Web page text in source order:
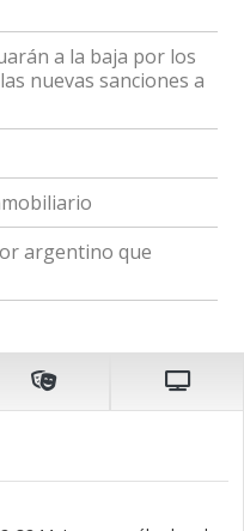
a la baja por los
nuevas sanciones a
argentino que